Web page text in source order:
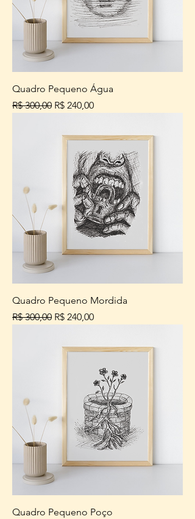
Quadro Pequeno Água
Preço normal
R$ 300,00 Preço promocional
R$ 240,00
Quadro Pequeno Mordida
Preço normal
R$ 300,00 Preço promocional
R$ 240,00
Quadro Pequeno Poço